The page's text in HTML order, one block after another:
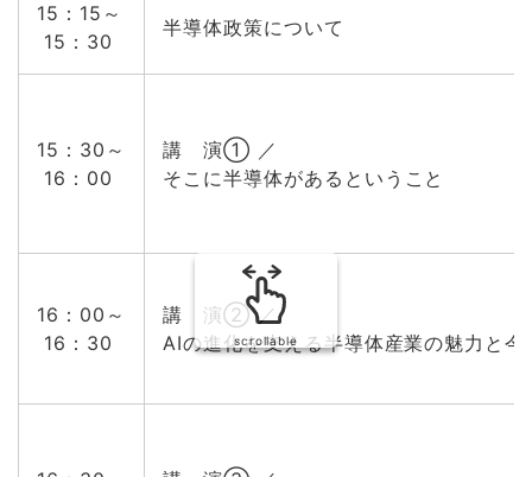
15：15～
15：30
半導体政策について
15：30～
16：00
講 演① ／
そこに半導体があるということ
16：00～
16：30
講 演② ／
AIの進化を支える半導体産業の魅力と今
scrollable